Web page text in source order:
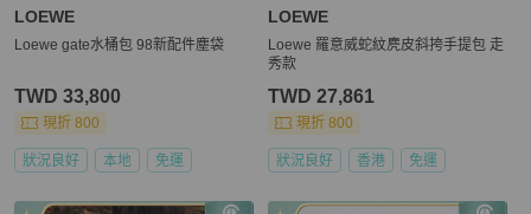
LOEWE
Loewe gate水桶包 98新配件塵袋
TWD 33,800
現折 800
狀況良好 本地 免運
LOEWE
Loewe 羅意威蛇紋麂皮斜挎手提包 走
秀款
TWD 27,861
現折 800
狀況良好 香港 免運